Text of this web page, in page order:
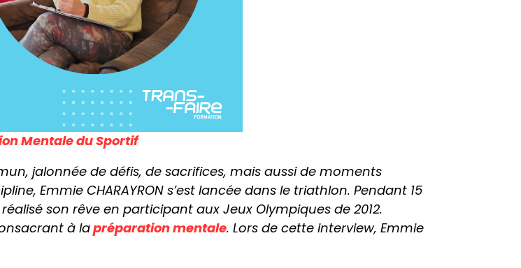
Mentale du Sportif
jalonnée de défis, de sacrifices, mais aussi de moments
Emmie CHARAYRON s’est lancée dans le triathlon. Pendant 15
son rêve en participant aux Jeux Olympiques de 2012.
à lapréparation mentale. Lors de cette interview, Emmie